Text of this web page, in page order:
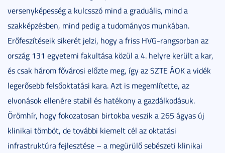
versenyképesség a kulcsszó mind a graduális, mind a
szakképzésben, mind pedig a tudományos munkában.
Erőfeszítéseik sikerét jelzi, hogy a friss HVG-rangsorban az
ország 131 egyetemi fakultása közül a 4. helyre került a kar,
és csak három fővárosi előzte meg, így az SZTE ÁOK a vidék
legerősebb felsőoktatási kara. Azt is megemlítette, az
elvonások ellenére stabil és hatékony a gazdálkodásuk.
Örömhír, hogy fokozatosan birtokba veszik a 265 ágyas új
klinikai tömböt, de további kiemelt cél az oktatási
infrastruktúra fejlesztése – a megürülő sebészeti klinikai